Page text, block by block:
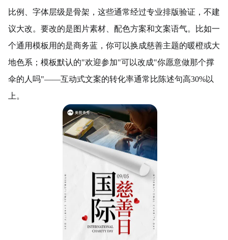
比例、字体层级是骨架，这些通常经过专业排版验证，不建
议大改。要改的是图片素材、配色方案和文案语气。比如一
个通用模板用的是商务蓝，你可以换成慈善主题的暖橙或大
地色系；模板默认的"欢迎参加"可以改成"你愿意做那个撑
伞的人吗"——互动式文案的转化率通常比陈述句高30%以
上。